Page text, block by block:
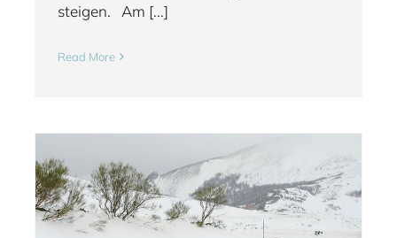
steigen. Am [...]
Read More